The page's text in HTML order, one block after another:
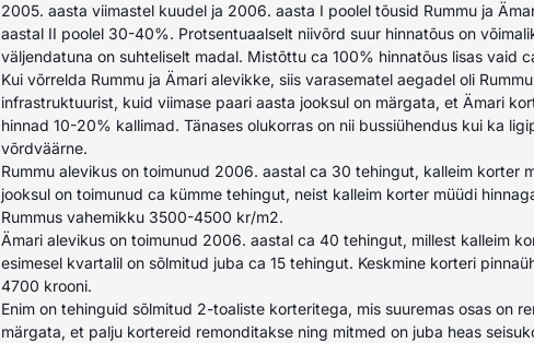
2005. aasta viimastel kuudel ja 2006. aasta I poolel tõusid Rummu ja
aastal II poolel 30-40%. Protsentuaalselt niivõrd suur hinnatõus on
väljendatuna on suhteliselt madal. Mistõttu ca 100% hinnatõus lisas vaid
Kui võrrelda Rummu ja Ämari alevikke, siis varasematel aegadel oli
infrastruktuurist, kuid viimase paari aasta jooksul on märgata, et Ämari
hinnad 10-20% kallimad. Tänases olukorras on nii bussiühendus kui ka
võrdväärne.
Rummu alevikus on toimunud 2006. aastal ca 30 tehingut, kalleim korter
jooksul on toimunud ca kümme tehingut, neist kalleim korter müüdi
Rummus vahemikku 3500-4500 kr/m2.
Ämari alevikus on toimunud 2006. aastal ca 40 tehingut, millest kalleim
esimesel kvartalil on sõlmitud juba ca 15 tehingut. Keskmine korteri
4700 krooni.
Enim on tehinguid sõlmitud 2-toaliste korteritega, mis suuremas osas on
märgata, et palju kortereid remonditakse ning mitmed on juba heas